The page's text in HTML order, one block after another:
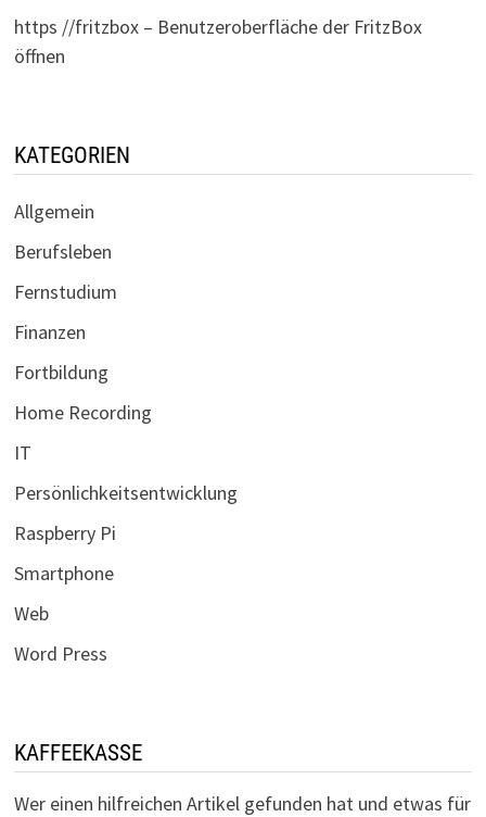
https //fritzbox – Benutzeroberfläche der FritzBox
öffnen
KATEGORIEN
Allgemein
Berufsleben
Fernstudium
Finanzen
Fortbildung
Home Recording
IT
Persönlichkeitsentwicklung
Raspberry Pi
Smartphone
Web
Word Press
KAFFEEKASSE
Wer einen hilfreichen Artikel gefunden hat und etwas für